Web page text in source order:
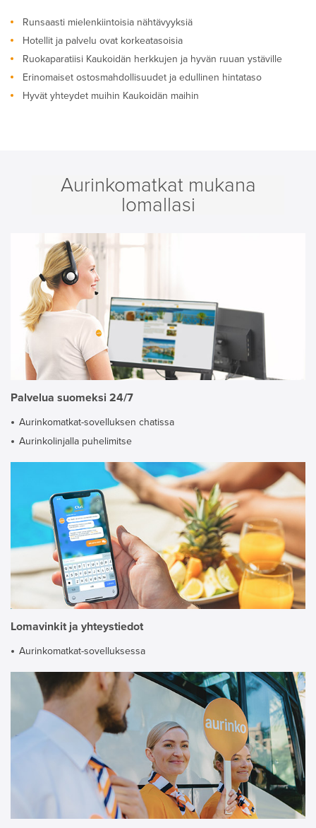
Runsaasti mielenkiintoisia nähtävyyksiä
Hotellit ja palvelu ovat korkeatasoisia
Ruokaparatiisi Kaukoidän herkkujen ja hyvän ruuan ystäville
Erinomaiset ostosmahdollisuudet ja edullinen hintataso
Hyvät yhteydet muihin Kaukoidän maihin
Aurinkomatkat mukana
lomallasi
Palvelua suomeksi 24/7
Aurinkomatkat-sovelluksen chatissa
Aurinkolinjalla puhelimitse
Lomavinkit ja yhteystiedot
Aurinkomatkat-sovelluksessa